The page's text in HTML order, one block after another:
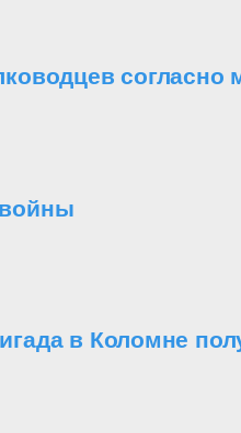
согласно
в Коломне